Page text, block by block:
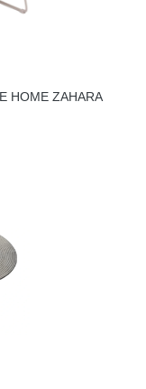
HOME ZAHARA